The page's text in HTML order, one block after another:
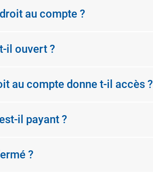
au compte ?
il ouvert ?
au compte donne t-il accès ?
il payant ?
?